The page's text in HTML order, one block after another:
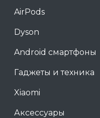
AirPods
Dyson
Android смартфоны
Гаджеты и техника
Xiaomi
Аксессуары